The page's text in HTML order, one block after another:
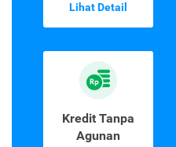
Lihat Detail
Kredit Tanpa
Agunan